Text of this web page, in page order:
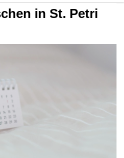
in St. Petri